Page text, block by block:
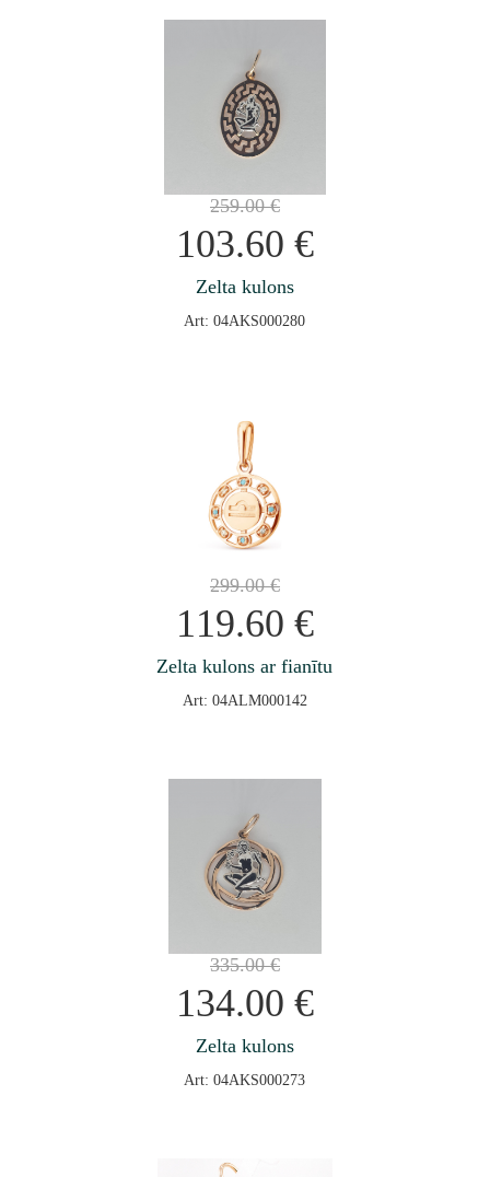
259.00€
103.60 €
Zelta kulons
Art: 04AKS000280
299.00€
119.60 €
Zelta kulons ar fianītu
Art: 04ALM000142
335.00€
134.00 €
Zelta kulons
Art: 04AKS000273